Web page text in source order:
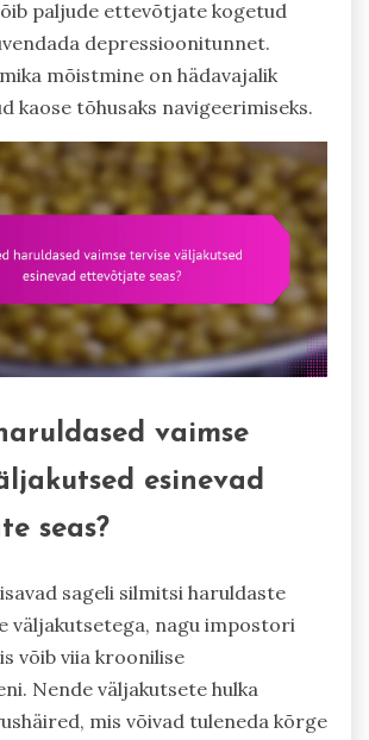
paljude ettevõtjate kogetud
depressioonitunnet.
mõistmine on hädavajalik
kaose tõhusaks navigeerimiseks.
vaimse
esinevad
seas?
sageli silmitsi haruldaste
väljakutsetega, nagu impostori
võib viia kroonilise
Nende väljakutsete hulka
mis võivad tuleneda kõrge